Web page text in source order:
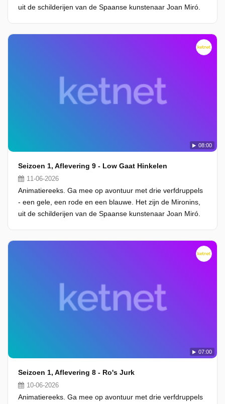
uit de schilderijen van de Spaanse kunstenaar Joan Miró.
08:00
Seizoen 1, Aflevering 9 - Low Gaat Hinkelen
11-06-2026
Animatiereeks. Ga mee op avontuur met drie verfdruppels
- een gele, een rode en een blauwe. Het zijn de Mironins,
uit de schilderijen van de Spaanse kunstenaar Joan Miró.
07:00
Seizoen 1, Aflevering 8 - Ro's Jurk
10-06-2026
Animatiereeks. Ga mee op avontuur met drie verfdruppels